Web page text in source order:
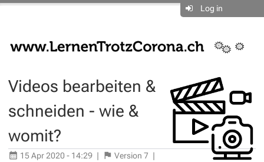
Log in
Videos bearbeiten &
schneiden - wie &
womit?
15 Apr 2020 - 14:29 | Version 7 |